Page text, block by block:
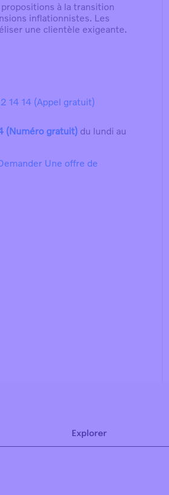
propositions à la transition
inflationnistes. Les
une clientèle exigeante.
14 14 (Appel gratuit)
(Numéro gratuit) du lundi au
Une offre de
Explorer